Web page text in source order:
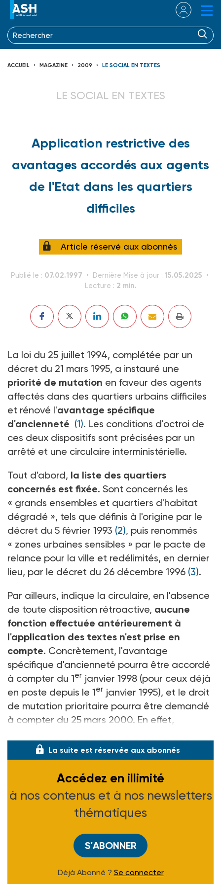
ACCUEIL MAGAZINE 2009 LE SOCIAL EN TEXTES
LE SOCIAL EN TEXTES
Application restrictive des
avantages accordés aux agents
de l'Etat dans les quartiers
difficiles
Article réservé aux abonnés
Publié le : 07.02.1997 Dernière Mise à jour : 15.05.2025
Lecture : 2 min.
La loi du 25 juillet 1994, complétée par un
décret du 21 mars 1995, a instauré une
priorité de mutation en faveur des agents
affectés dans des quartiers urbains difficiles
et rénové l'avantage spécifique
d'ancienneté (1). Les conditions d'octroi de
ces deux dispositifs sont précisées par un
arrêté et une circulaire interministérielle.
Tout d'abord, la liste des quartiers
concernés est fixée. Sont concernés les
« grands ensembles et quartiers d'habitat
dégradé », tels que définis à l'origine par le
décret du 5 février 1993 (2), puis renommés
« zones urbaines sensibles » par le pacte de
relance pour la ville et redélimités, en dernier
lieu, par le décret du 26 décembre 1996 (3).
Par ailleurs, indique la circulaire, en l'absence
de toute disposition rétroactive, aucune
fonction effectuée antérieurement à
l'application des textes n'est prise en
compte. Concrètement, l'avantage
spécifique d'ancienneté pourra être accordé
à compter du 1er janvier 1998 (pour ceux déjà
en poste depuis le 1er janvier 1995), et le droit
de mutation prioritaire pourra être demandé
à compter du 25 mars 2000. En effet,
La suite est réservée aux abonnés
Accédez en illimité
à nos contenus et à nos newsletters
thématiques
S'ABONNER
Déjà Abonné ? Se connecter